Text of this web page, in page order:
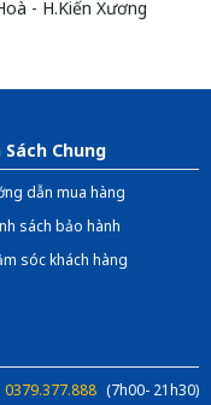
- H.Kiến Xương
- Phước Tân -
Sách Chung
dẫn mua hàng
sách bảo hành
sóc khách hàng
0379.377.888 (7h00- 21h30)